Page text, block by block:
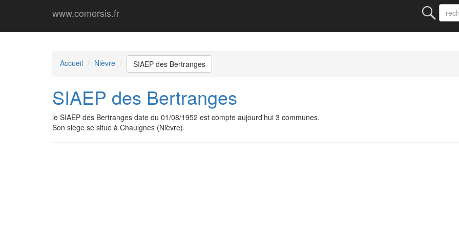
www.comersis.fr
Accueil Nièvre SIAEP des Bertranges
SIAEP des Bertranges
le SIAEP des Bertranges date du 01/08/1952 est compte aujourd'hui 3 communes.
Son siège se situe à Chaulgnes (Nièvre).